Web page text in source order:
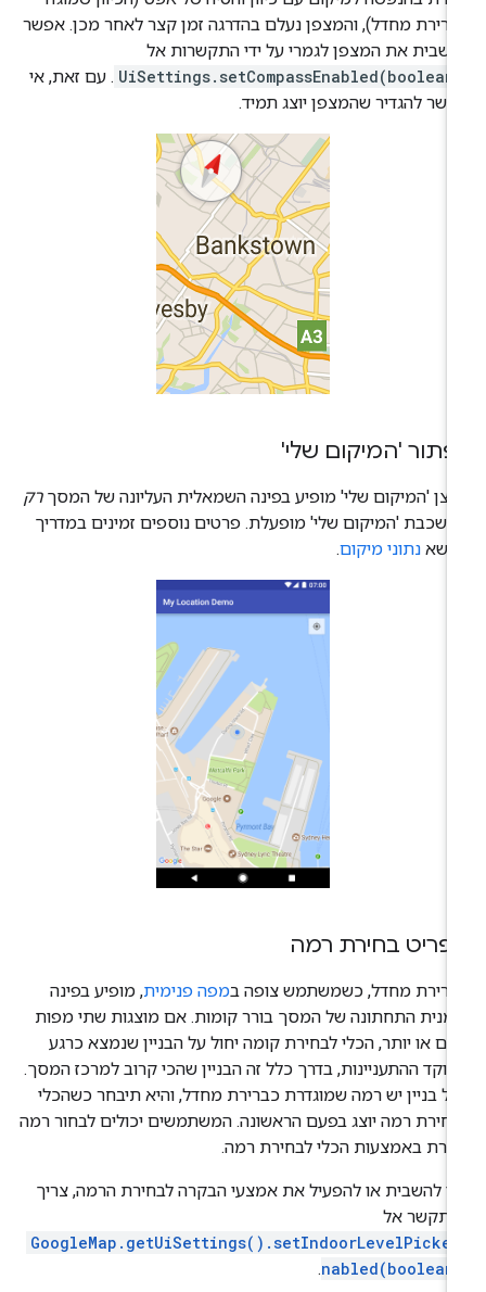
מחדל), והמצפן נעלם בהדרגה זמן קצר לאחר מכן. אפשר
את המצפן לגמרי על ידי התקשרות אל
. עם זאת, אי
להגדיר שהמצפן יוצג תמיד.
'המיקום שלי'
'המיקום שלי' מופיע בפינה השמאלית העליונה של המסךרק
'המיקום שלי' מופעלת. פרטים נוספים זמינים במדריך
נתוני מיקום.
בחירת רמה
מחדל, כשמשתמש צופה במפה פנימית, מופיע בפינה
התחתונה של המסך בורר קומות. אם מוצגות שתי מפות
או יותר, הכלי לבחירת קומה יחול על הבניין שנמצא כרגע
ההתעניינות, בדרך כלל זה הבניין שהכי קרוב למרכז המסך.
בניין יש רמה שמוגדרת כברירת מחדל, והיא תיבחר כשהכלי
רמה יוצג בפעם הראשונה. המשתמשים יכולים לבחור רמה
באמצעות הכלי לבחירת רמה.
להשבית או להפעיל את אמצעי הבקרה לבחירת הרמה, צריך
אל
.